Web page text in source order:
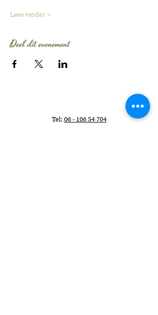
Lees verder >
Deel dit evenement
Tel: 06 - 106 54 704